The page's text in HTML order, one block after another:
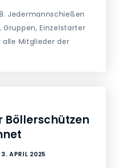
Jedermannschießen
Gruppen, Einzelstarter
Mitglieder der
Böllerschützen